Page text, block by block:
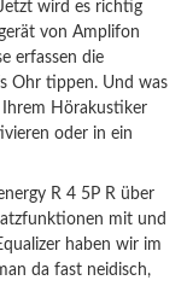
wird es richtig
von Amplifon
erfassen die
Ohr tippen. Und was
Ihrem Hörakustiker
oder in ein
R 4 5P R über
mit und
haben wir im
da fast neidisch,